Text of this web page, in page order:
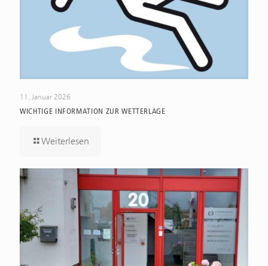
11. Januar 2026
WICHTIGE INFORMATION ZUR WETTERLAGE
Weiterlesen